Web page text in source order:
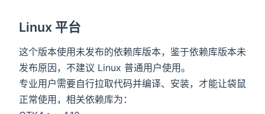
Linux 平台
这个版本使用未发布的依赖库版本，鉴于依赖库版本未
发布原因，不建议 Linux 普通用户使用。
专业用户需要自行拉取代码并编译、安装，才能让袋鼠
正常使用，相关依赖库为：